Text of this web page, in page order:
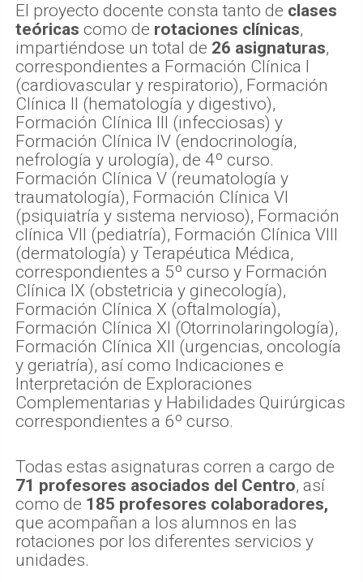
El proyecto docente consta tanto de clases
teóricas como de rotaciones clínicas,
impartiéndose un total de 26 asignaturas,
correspondientes a Formación Clínica I
(cardiovascular y respiratorio), Formación
Clínica II (hematología y digestivo),
Formación Clínica III (infecciosas) y
Formación Clínica IV (endocrinología,
nefrología y urología), de 4º curso.
Formación Clínica V (reumatología y
traumatología), Formación Clínica VI
(psiquiatría y sistema nervioso), Formación
clínica VII (pediatría), Formación Clínica VIII
(dermatología) y Terapéutica Médica,
correspondientes a 5º curso y Formación
Clínica IX (obstetricia y ginecología),
Formación Clínica X (oftalmología),
Formación Clínica XI (Otorrinolaringología),
Formación Clínica XII (urgencias, oncología
y geriatría), así como Indicaciones e
Interpretación de Exploraciones
Complementarias y Habilidades Quirúrgicas
correspondientes a 6º curso.
Todas estas asignaturas corren a cargo de
71 profesores asociados del Centro, así
como de 185 profesores colaboradores,
que acompañan a los alumnos en las
rotaciones por los diferentes servicios y
unidades.